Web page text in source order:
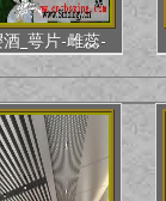
_萼片-雌蕊-